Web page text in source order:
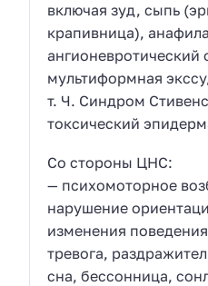
включая зуд, сыпь
крапивница),
ангионевротический
мультиформная
т. Ч. Синдром
токсический
Со стороны ЦНС:
— психомоторное
нарушение
изменения
тревога,
сна, бессонница,